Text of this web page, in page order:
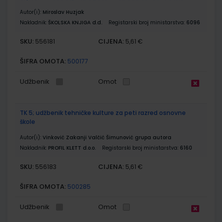
Autor(i): Miroslav Huzjak
Nakladnik: ŠKOLSKA KNJIGA d.d. Registarski broj ministarstva: 6096
SKU: 556181 CIJENA: 5,61 €
ŠIFRA OMOTA: 500177
Udžbenik Omot
TK 5; udžbenik tehničke kulture za peti razred osnovne
škole
Autor(i): Vinković Zakanji Valčić Šimunović grupa autora
Nakladnik: PROFIL KLETT d.o.o. Registarski broj ministarstva: 6160
SKU: 556183 CIJENA: 5,61 €
ŠIFRA OMOTA: 500285
Udžbenik Omot